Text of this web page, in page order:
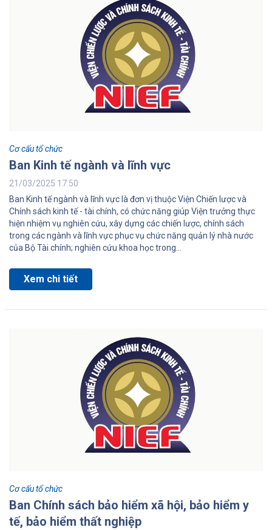
Cơ cấu tổ chức
Ban Kinh tế ngành và lĩnh vực
21/03/2025 17:50
Ban Kinh tế ngành và lĩnh vực là đơn vị thuộc Viện Chiến lược và
Chính sách kinh tế - tài chính, có chức năng giúp Viện trưởng thực
hiện nhiệm vụ nghiên cứu, xây dựng các chiến lược, chính sách
trong các ngành và lĩnh vực phục vụ chức năng quản lý nhà nước
của Bộ Tài chính; nghiên cứu khoa học trong...
Xem chi tiết
Cơ cấu tổ chức
Ban Chính sách bảo hiểm xã hội, bảo hiểm y
tế, bảo hiểm thất nghiệp